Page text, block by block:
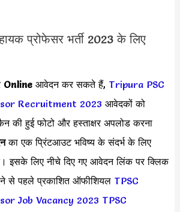
प्रोफेसर भर्ती 2023 के लिए
Online आवेदन कर सकते हैं, Tripura PSC
Recruitment 2023 आवेदकों को
की हुई फोटो और हस्ताक्षर अपलोड करना
का एक प्रिंटआउट भविष्य के संदर्भ के लिए
इसके लिए नीचे दिए गए आवेदन लिंक पर क्लिक
से पहले प्रकाशित ऑफीशियल TPSC
Job Vacancy 2023 TPSC